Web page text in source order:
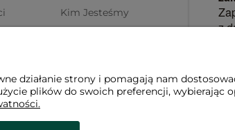
Kim Jesteśmy
działanie strony i pomagają nam
plików do swoich preferencji, wybierając